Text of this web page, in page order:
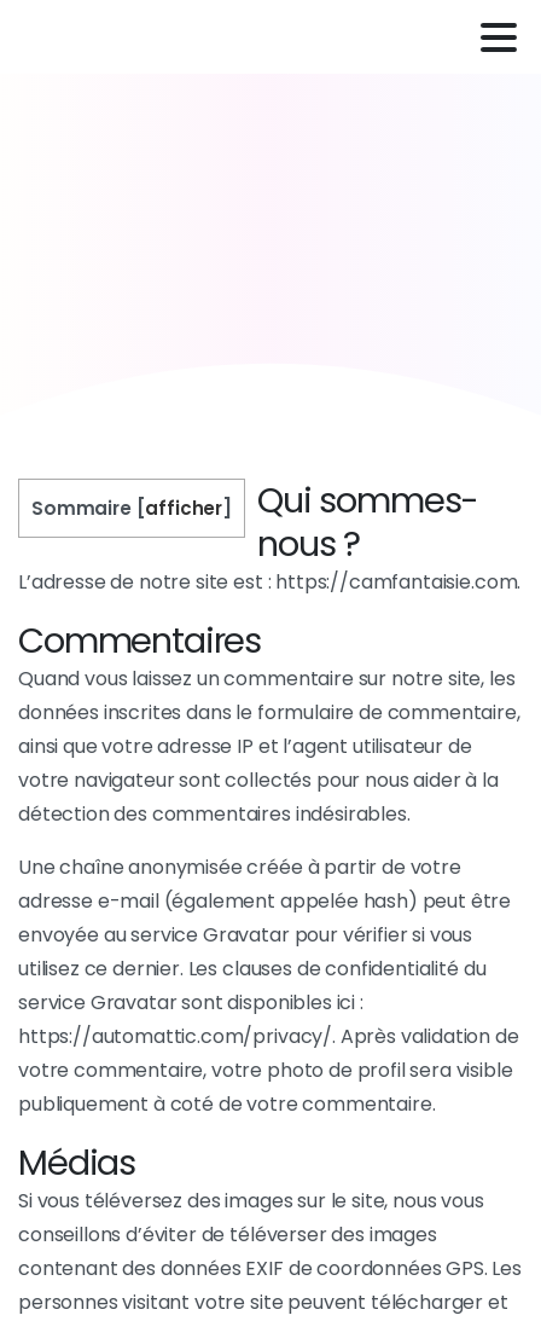
Sommaire afficher
Qui sommes-
nous ?
L’adresse de notre site est : https://camfantaisie.com.
Commentaires
Quand vous laissez un commentaire sur notre site, les
données inscrites dans le formulaire de commentaire,
ainsi que votre adresse IP et l’agent utilisateur de
votre navigateur sont collectés pour nous aider à la
détection des commentaires indésirables.
Une chaîne anonymisée créée à partir de votre
adresse e-mail (également appelée hash) peut être
envoyée au service Gravatar pour vérifier si vous
utilisez ce dernier. Les clauses de confidentialité du
service Gravatar sont disponibles ici :
https://automattic.com/privacy/. Après validation de
votre commentaire, votre photo de profil sera visible
publiquement à coté de votre commentaire.
Médias
Si vous téléversez des images sur le site, nous vous
conseillons d’éviter de téléverser des images
contenant des données EXIF de coordonnées GPS. Les
personnes visitant votre site peuvent télécharger et